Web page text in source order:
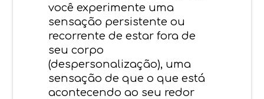
você experimente uma
sensação persistente ou
recorrente de estar fora de
seu corpo
(despersonalização), uma
sensação de que o que está
acontecendo ao seu redor